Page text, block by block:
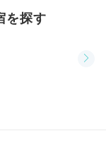
味肉編」、肉
ースがありま
を探す